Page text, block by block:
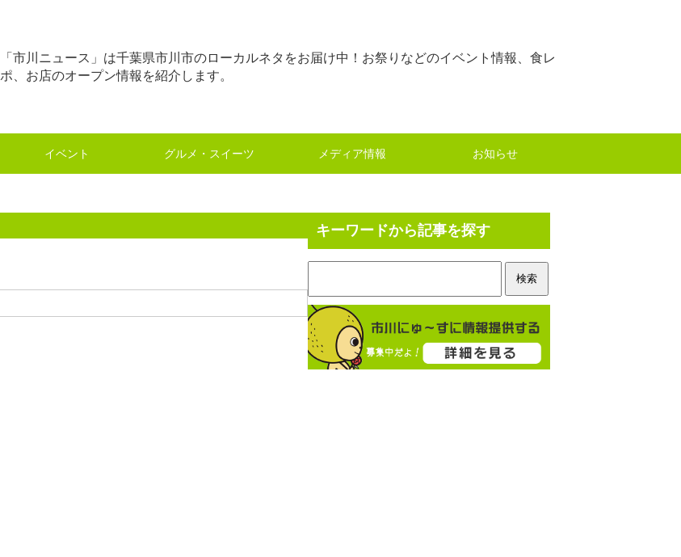
「市川ニュース」は千葉県市川市のローカルネタをお届け中！お祭りなどのイベント情報、食レ
ポ、お店のオープン情報を紹介します。
イベント グルメ・スイーツ メディア情報 お知らせ
キーワードから記事を探す